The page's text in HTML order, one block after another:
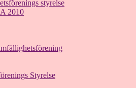
styrelse
2010
Styrelse